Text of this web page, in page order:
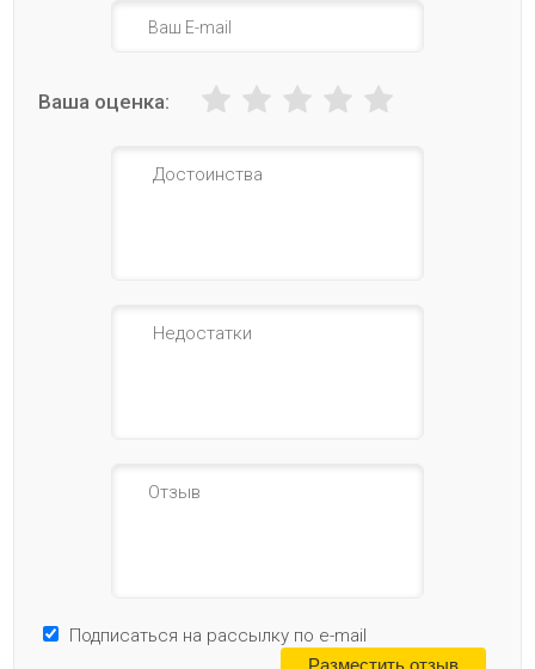
Ваша оценка:
Подписаться на рассылку по e-mail